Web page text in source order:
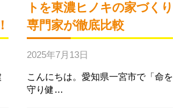
トを東濃ヒノキの家づくり
専門家が徹底比較
2025年7月13日
こんにちは。愛知県一宮市で「命を
守り健…